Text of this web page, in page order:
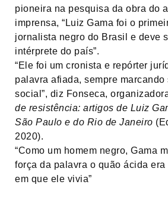
pioneira na pesquisa da obra do
imprensa, “Luiz Gama foi o
jornalista negro do Brasil e deve
intérprete do país”.
“Ele foi um cronista e repórter
palavra afiada, sempre marcando
social”, diz Fonseca,
de resistência: artigos de Luiz
São Paulo e do Rio de Janeiro
2020).
“Como um homem negro, Gama
força da palavra o quão ácida
em que ele vivia”